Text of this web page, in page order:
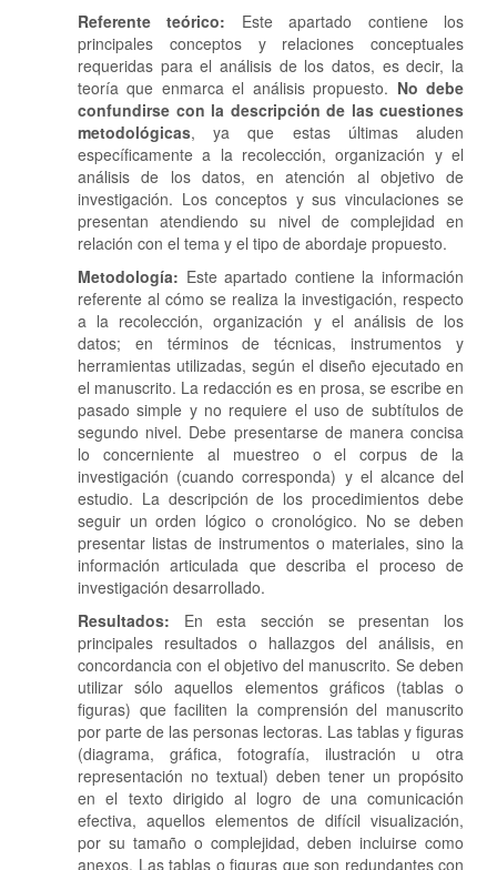
Referente teórico: Este apartado contiene los
principales conceptos y relaciones conceptuales
requeridas para el análisis de los datos, es decir, la
teoría que enmarca el análisis propuesto. No debe
confundirse con la descripción de las cuestiones
metodológicas, ya que estas últimas aluden
específicamente a la recolección, organización y el
análisis de los datos, en atención al objetivo de
investigación. Los conceptos y sus vinculaciones se
presentan atendiendo su nivel de complejidad en
relación con el tema y el tipo de abordaje propuesto.
Metodología: Este apartado contiene la información
referente al cómo se realiza la investigación, respecto
a la recolección, organización y el análisis de los
datos; en términos de técnicas, instrumentos y
herramientas utilizadas, según el diseño ejecutado en
el manuscrito. La redacción es en prosa, se escribe en
pasado simple y no requiere el uso de subtítulos de
segundo nivel. Debe presentarse de manera concisa
lo concerniente al muestreo o el corpus de la
investigación (cuando corresponda) y el alcance del
estudio. La descripción de los procedimientos debe
seguir un orden lógico o cronológico. No se deben
presentar listas de instrumentos o materiales, sino la
información articulada que describa el proceso de
investigación desarrollado.
Resultados: En esta sección se presentan los
principales resultados o hallazgos del análisis, en
concordancia con el objetivo del manuscrito. Se deben
utilizar sólo aquellos elementos gráficos (tablas o
figuras) que faciliten la comprensión del manuscrito
por parte de las personas lectoras. Las tablas y figuras
(diagrama, gráfica, fotografía, ilustración u otra
representación no textual) deben tener un propósito
en el texto dirigido al logro de una comunicación
efectiva, aquellos elementos de difícil visualización,
por su tamaño o complejidad, deben incluirse como
anexos. Las tablas o figuras que son redundantes con